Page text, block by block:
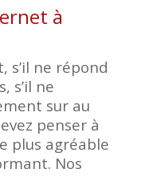
à
s’il ne répond
s’il ne
sur au
penser à
plus agréable
Nos